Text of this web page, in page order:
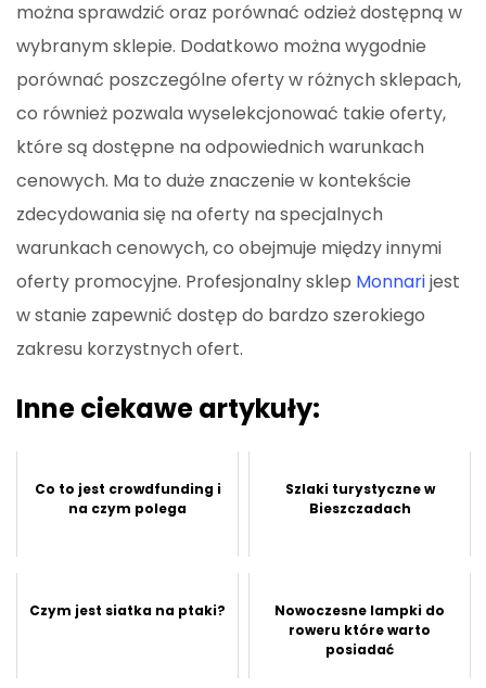
można sprawdzić oraz porównać odzież dostępną w
wybranym sklepie. Dodatkowo można wygodnie
porównać poszczególne oferty w różnych sklepach,
co również pozwala wyselekcjonować takie oferty,
które są dostępne na odpowiednich warunkach
cenowych. Ma to duże znaczenie w kontekście
zdecydowania się na oferty na specjalnych
warunkach cenowych, co obejmuje między innymi
oferty promocyjne. Profesjonalny sklep Monnarijest
w stanie zapewnić dostęp do bardzo szerokiego
zakresu korzystnych ofert.
Inne ciekawe artykuły:
Co to jest crowdfunding i
na czym polega
Szlaki turystyczne w
Bieszczadach
Czym jest siatka na ptaki?
Nowoczesne lampki do
roweru które warto
posiadać